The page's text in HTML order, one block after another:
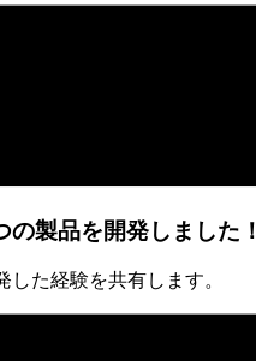
製品を開発しました！
た経験を共有します。